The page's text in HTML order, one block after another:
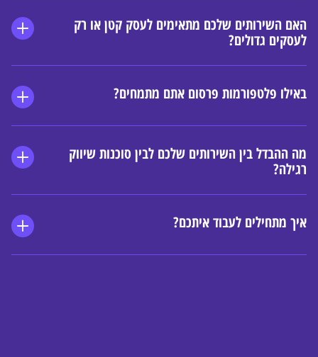
לעסקים גדולים?
באילו פלטפורמות פרסום אתם מתמחים?
רגילה?
איך מתחילים לעבוד איתכם?